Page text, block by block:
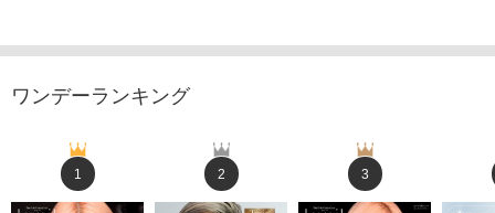
ワンデーランキング
1 2 3